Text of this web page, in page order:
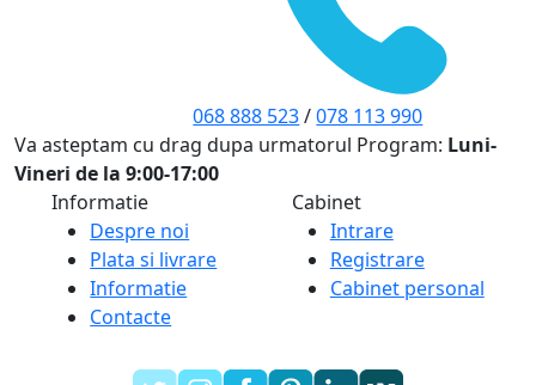
068 888 523/078 113 990
Va asteptam cu drag dupa urmatorul Program: Luni-
Vineri de la 9:00-17:00
Informatie
Despre noi
Plata si livrare
Informatie
Contacte
Cabinet
Intrare
Registrare
Cabinet personal